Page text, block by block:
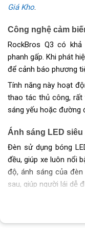
Giá Kho.
Công nghệ cảm
RockBros Q3 có
phanh gấp. Khi phát
để cảnh báo phương
Tính năng này hoạt
thao tác thủ công, rất
sáng yếu hoặc đường
Ánh sáng LED
Đèn sử dụng bóng
đều, giúp xe luôn nổi
độ, ánh sáng của
sau, giúp người lái dễ